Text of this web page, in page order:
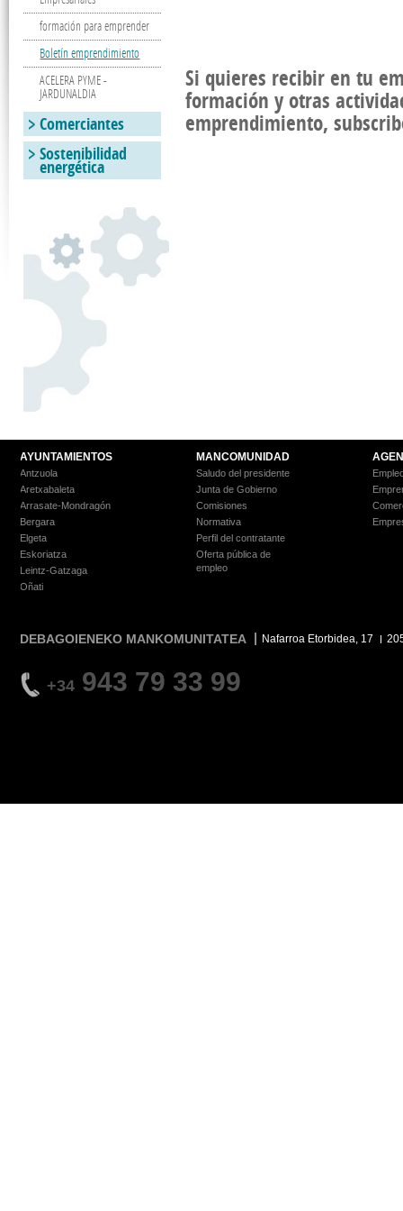
Si quieres recibir en tu
formación y otras
emprendimiento,
formación para emprender
Boletín emprendimiento
ACELERA PYME -
JARDUNALDIA
Comerciantes
Sostenibilidad
energética
AYUNTAMIENTOS
Antzuola
Aretxabaleta
Arrasate-Mondragón
Bergara
Elgeta
Eskoriatza
Leintz-Gatzaga
Oñati
MANCOMUNIDAD
Saludo del presidente
Junta de Gobierno
Comisiones
Normativa
Perfil del contratante
Oferta pública de
empleo
DEBAGOIENEKO MANKOMUNITATEA Nafarroa Etorbidea, 17
+34 943 79 33 99